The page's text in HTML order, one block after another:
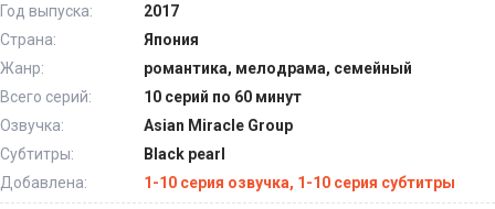
Год выпуска:
2017
Страна:
Япония
Жанр:
романтика, мелодрама, семейный
Всего серий:
10 серий по 60 минут
Озвучка:
Asian Miracle Group
Субтитры:
Black pearl
Добавлена:
1-10 серия озвучка, 1-10 серия субтитры